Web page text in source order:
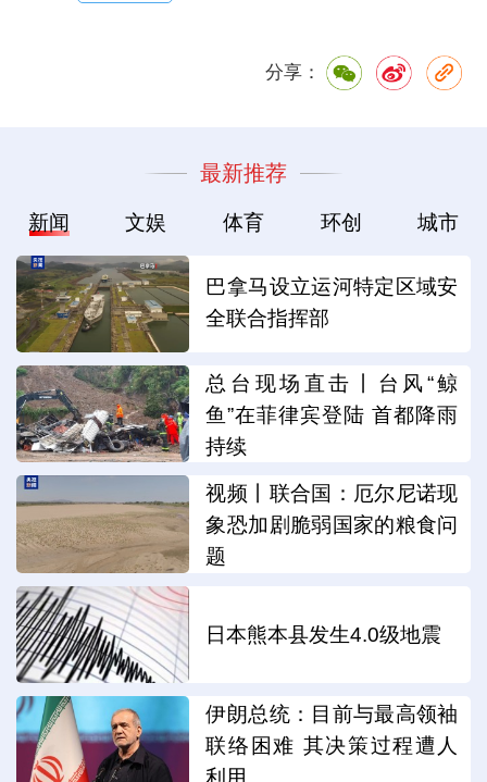
分享：
最新推荐
新闻 文娱 体育 环创 城市
巴拿马设立运河特定区域安
全联合指挥部
总台现场直击丨台风“鲸
鱼”在菲律宾登陆 首都降雨
持续
视频丨联合国：厄尔尼诺现
象恐加剧脆弱国家的粮食问
题
日本熊本县发生4.0级地震
伊朗总统：目前与最高领袖
联络困难 其决策过程遭人
利用